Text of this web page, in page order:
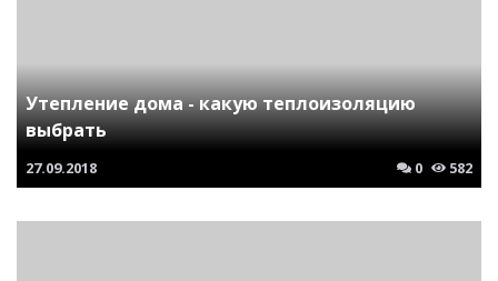
Утепление дома - какую теплоизоляцию
выбрать
27.09.2018 0 582